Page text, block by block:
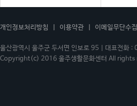
개인정보처리방침 이용약관 이메일무단수
울산광역시 울주군 두서면 인보로 95 | 대표
Copyright(c) 2016 울주생활문화센터 All rights